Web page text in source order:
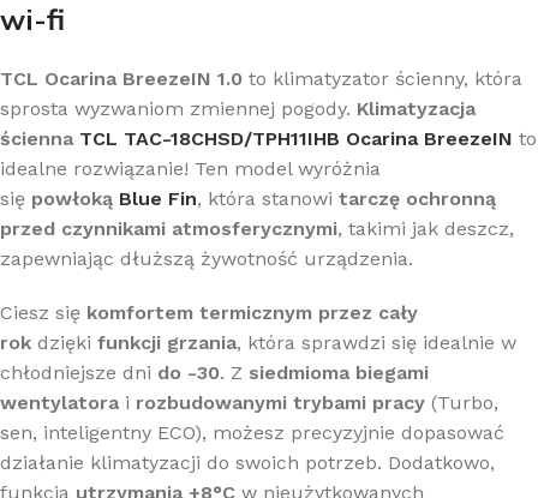
wi-fi
TCL Ocarina BreezeIN 1.0 to klimatyzator ścienny, która
sprosta wyzwaniom zmiennej pogody. Klimatyzacja
ścienna TCL TAC-18CHSD/TPH11IHB Ocarina BreezeIN to
idealne rozwiązanie! Ten model wyróżnia
się powłoką Blue Fin, która stanowi tarczę ochronną
przed czynnikami atmosferycznymi, takimi jak deszcz,
zapewniając dłuższą żywotność urządzenia.
Ciesz się komfortem termicznym przez cały
rok dzięki funkcji grzania, która sprawdzi się idealnie w
chłodniejsze dni do -30. Z siedmioma biegami
wentylatora i rozbudowanymi trybami pracy (Turbo,
sen, inteligentny ECO), możesz precyzyjnie dopasować
działanie klimatyzacji do swoich potrzeb. Dodatkowo,
funkcja utrzymania +8°C w nieużytkowanych